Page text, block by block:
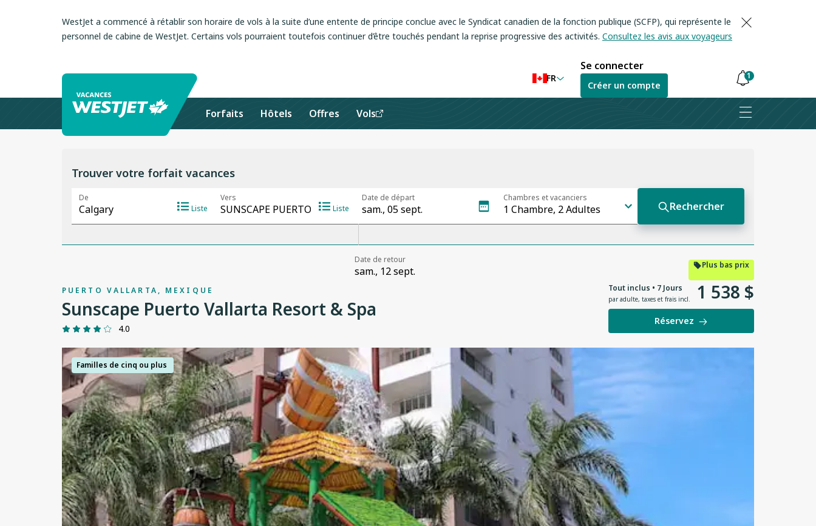
WestJet a commencé à rétablir son horaire de vols à la suite d’une entente de principe conclue avec le Syndicat canadien de la fonction publique (SCFP), qui représente le
personnel de cabine de WestJet. Certains vols pourraient toutefois continuer d’être touchés pendant la reprise progressive des activités. Consultez les avis aux voyageurs
FR
Se connecter
Créer un compte
1
Les
notifications
Forfaits Hôtels Offres Vols
Trouver votre forfait vacances
PUERTO VALLARTA, MEXIQUE
Sunscape Puerto Vallarta Resort & Spa
4.0
Plus bas prix
Tout inclus • 7 Jours
par adulte, taxes et frais incl. 1 538 $
Réservez
Familles de cinq ou plus